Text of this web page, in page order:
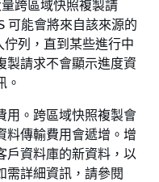
跨區域快照複製請
可能會將來自該來源的
佇列，直到某些進行中
製請求不會顯示進度資
。
用。跨區域快照複製會
料傳輸費用會遞增。增
戶資料庫的新資料，以
需詳細資訊，請參閱